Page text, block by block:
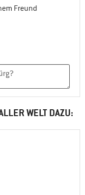
Freund
WELT DAZU: